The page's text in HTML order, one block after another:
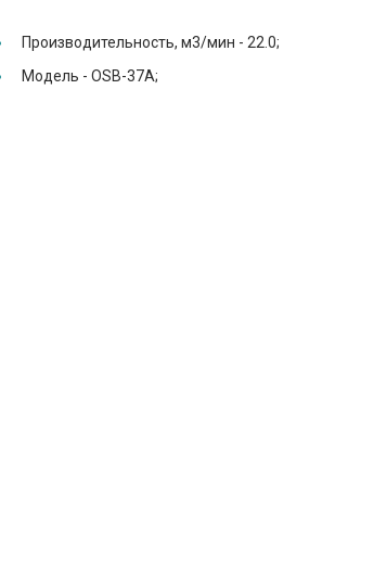
Производительность, м3/мин - 22.0;
Модель -OSB-37A;